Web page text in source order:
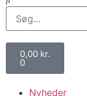
0,00 kr.
0
Nyheder